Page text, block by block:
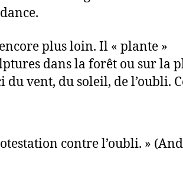
plus loin. Il « plante »
dans la forêt ou sur la
du vent, du soleil, de l’oubli.
contre l’oubli. »